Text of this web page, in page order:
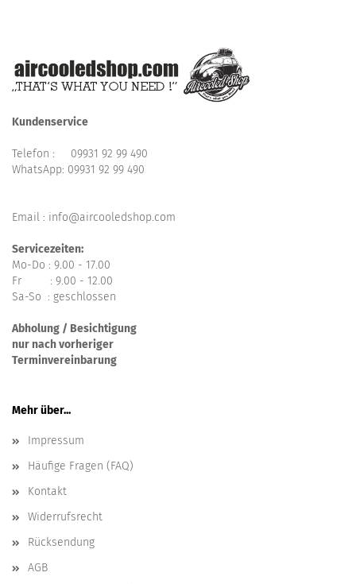
Kundenservice
Telefon : 09931 92 99 490
WhatsApp: 09931 92 99 490
Email : info@aircooledshop.com
Servicezeiten:
Mo-Do : 9.00 - 17.00
Fr : 9.00 - 12.00
Sa-So : geschlossen
Abholung / Besichtigung
nur nach vorheriger
Terminvereinbarung
Mehr über...
Impressum
Häufige Fragen (FAQ)
Kontakt
Widerrufsrecht
Rücksendung
AGB